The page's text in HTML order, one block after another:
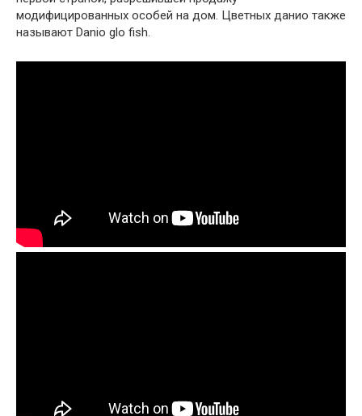
модифицированных особей на дом. Цветных данио также
называют Danio glo fish.